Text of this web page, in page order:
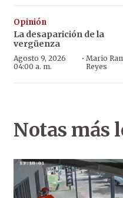
Opinión
La desaparición de la
vergüenza
Agosto 9, 2026
04:00 a. m.
· Mario
Reyes
Notas más